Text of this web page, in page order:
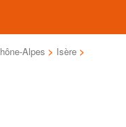
Alpes > Isère >